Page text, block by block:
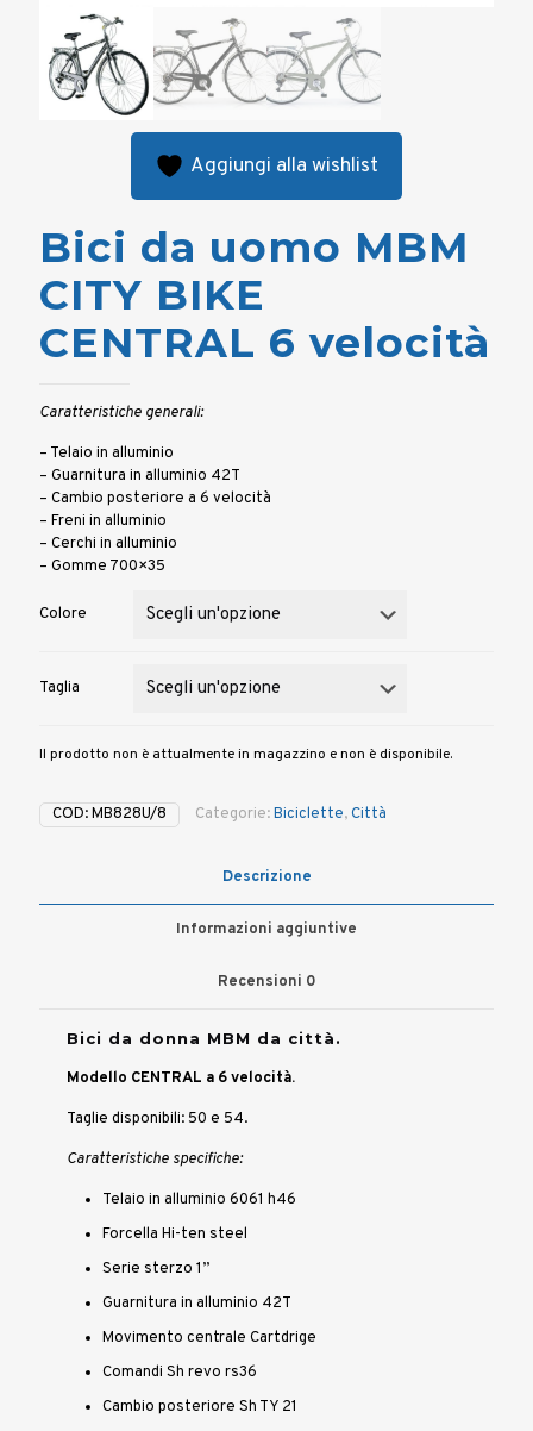
Aggiungi alla wishlist
Bici da uomo MBM
CITY BIKE
CENTRAL 6 velocità
Caratteristiche generali:
– Telaio in alluminio
– Guarnitura in alluminio 42T
– Cambio posteriore a 6 velocità
– Freni in alluminio
– Cerchi in alluminio
– Gomme 700×35
Colore
Taglia
Il prodotto non è attualmente in magazzino e non è disponibile.
COD:MB828U/8 Categorie:Biciclette,Città
Descrizione
Informazioni aggiuntive
Recensioni 0
Bici da donna MBM da città.
Modello CENTRAL a 6 velocità.
Taglie disponibili: 50 e 54.
Caratteristiche specifiche:
Telaio in alluminio 6061 h46
Forcella Hi-ten steel
Serie sterzo 1”
Guarnitura in alluminio 42T
Movimento centrale Cartdrige
Comandi Sh revo rs36
Cambio posteriore Sh TY 21